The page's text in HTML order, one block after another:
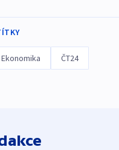
Ekonomika ČT24